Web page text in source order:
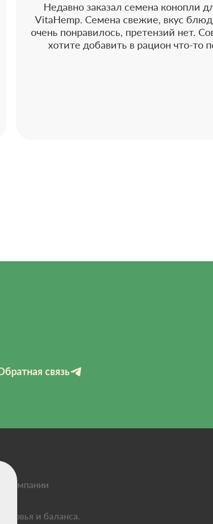
Недавно заказал семена конопли
VitaHemp. Семена свежие, вкус
очень понравилось, претензий нет.
хотите добавить в рацион что-то
связь
компании
и баланса.